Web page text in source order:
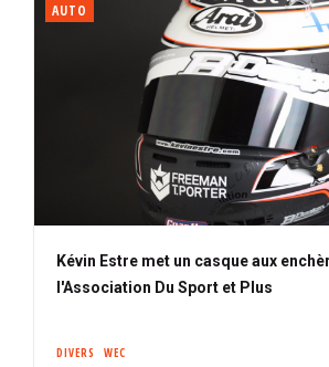
AUTO
Kévin Estre met un casque aux
l'Association Du Sport et Plus
DIVERS WEC